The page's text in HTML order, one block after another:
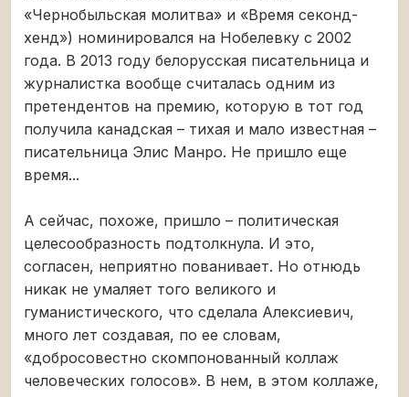
«Чернобыльская молитва» и «Время секонд-
хенд») номинировался на Нобелевку с 2002
года. В 2013 году белорусская писательница и
журналистка вообще считалась одним из
претендентов на премию, которую в тот год
получила канадская – тихая и мало известная –
писательница Элис Манро. Не пришло еще
время...
А сейчас, похоже, пришло – политическая
целесообразность подтолкнула. И это,
согласен, неприятно пованивает. Но отнюдь
никак не умаляет того великого и
гуманистического, что сделала Алексиевич,
много лет создавая, по ее словам,
«добросовестно скомпонованный коллаж
человеческих голосов». В нем, в этом коллаже,